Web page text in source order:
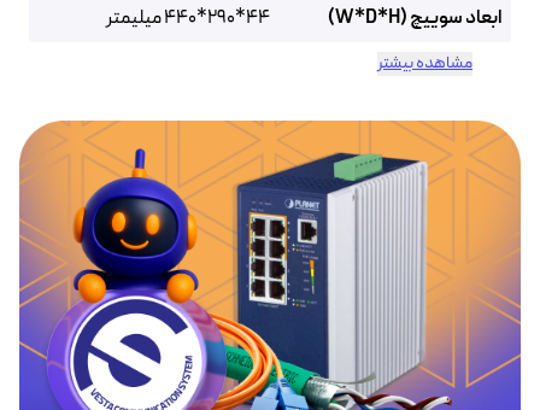
ابعاد سوییچ (W*D*H)
44*290*440 میلیمتر
مشاهده بیشتر